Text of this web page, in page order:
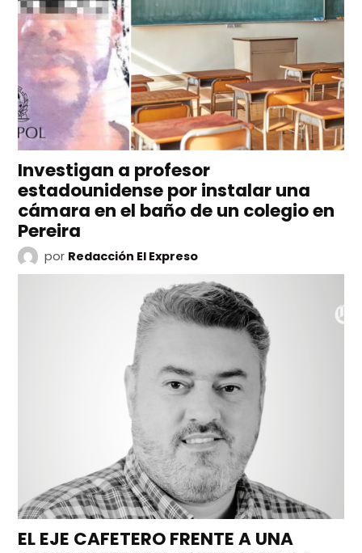
Investigan a profesor
estadounidense por instalar una
cámara en el baño de un colegio en
Pereira
por Redacción El Expreso
EL EJE CAFETERO FRENTE A UNA